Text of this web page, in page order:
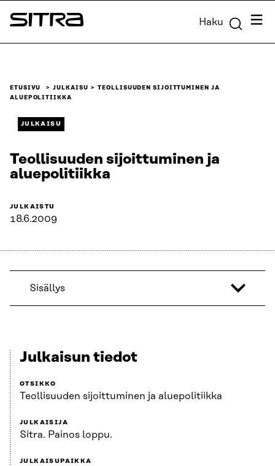
Siirry
suoraan
Sitra Haku
ETUSIVU JULKAISU
TEOLLISUUDEN SIJOITTUMINEN JA
ALUEPOLITIIKKA
JULKAISU
Teollisuuden sijoittuminen ja
aluepolitiikka
JULKAISTU
18.6.2009
Sisällys
Julkaisun tiedot
OTSIKKO
Teollisuuden sijoittuminen ja aluepolitiikka
JULKAISIJA
Sitra. Painos loppu.
JULKAISUPAIKKA